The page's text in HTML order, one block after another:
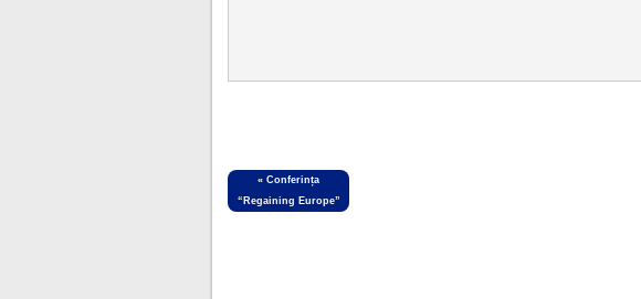
«Conferința
“Regaining Europe”